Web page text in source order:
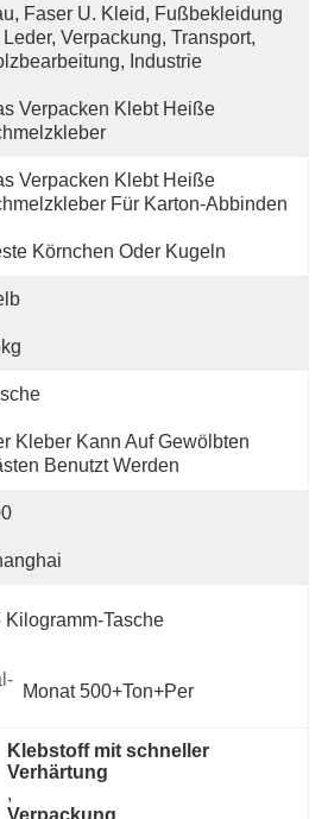
Faser U. Kleid, Fußbekleidung
Leder, Verpackung, Transport,
Industrie
Verpacken Klebt Heiße
Verpacken Klebt Heiße
Für Karton-Abbinden
Körnchen Oder Kugeln
Kleber Kann Auf Gewölbten
Benutzt Werden
Kilogramm-Tasche
Monat 500+Ton+per
Klebstoff mit schneller
Verhärtung
,
Verpackung